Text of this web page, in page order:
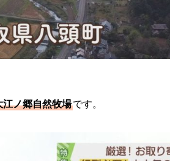
江ノ郷自然牧場です。